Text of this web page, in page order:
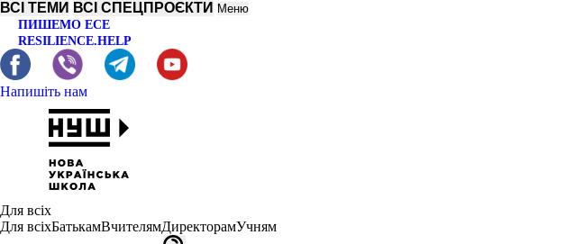
ВСІ ТЕМИ ВСІ СПЕЦПРОЄКТИ Меню
ПИШЕМО ЕСЕ
RESILIENCE.HELP
Напишіть нам
Для всіх
Для всіхБатькамВчителямДиректорамУчням